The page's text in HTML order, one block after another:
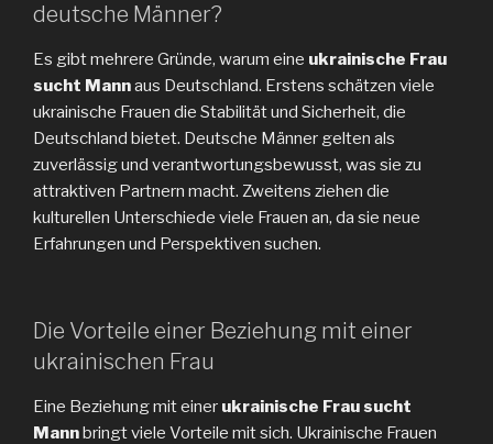
deutsche Männer?
Es gibt mehrere Gründe, warum eine ukrainische Frau
sucht Mannaus Deutschland. Erstens schätzen viele
ukrainische Frauen die Stabilität und Sicherheit, die
Deutschland bietet. Deutsche Männer gelten als
zuverlässig und verantwortungsbewusst, was sie zu
attraktiven Partnern macht. Zweitens ziehen die
kulturellen Unterschiede viele Frauen an, da sie neue
Erfahrungen und Perspektiven suchen.
Die Vorteile einer Beziehung mit einer
ukrainischen Frau
Eine Beziehung mit einer ukrainische Frau sucht
Mannbringt viele Vorteile mit sich. Ukrainische Frauen